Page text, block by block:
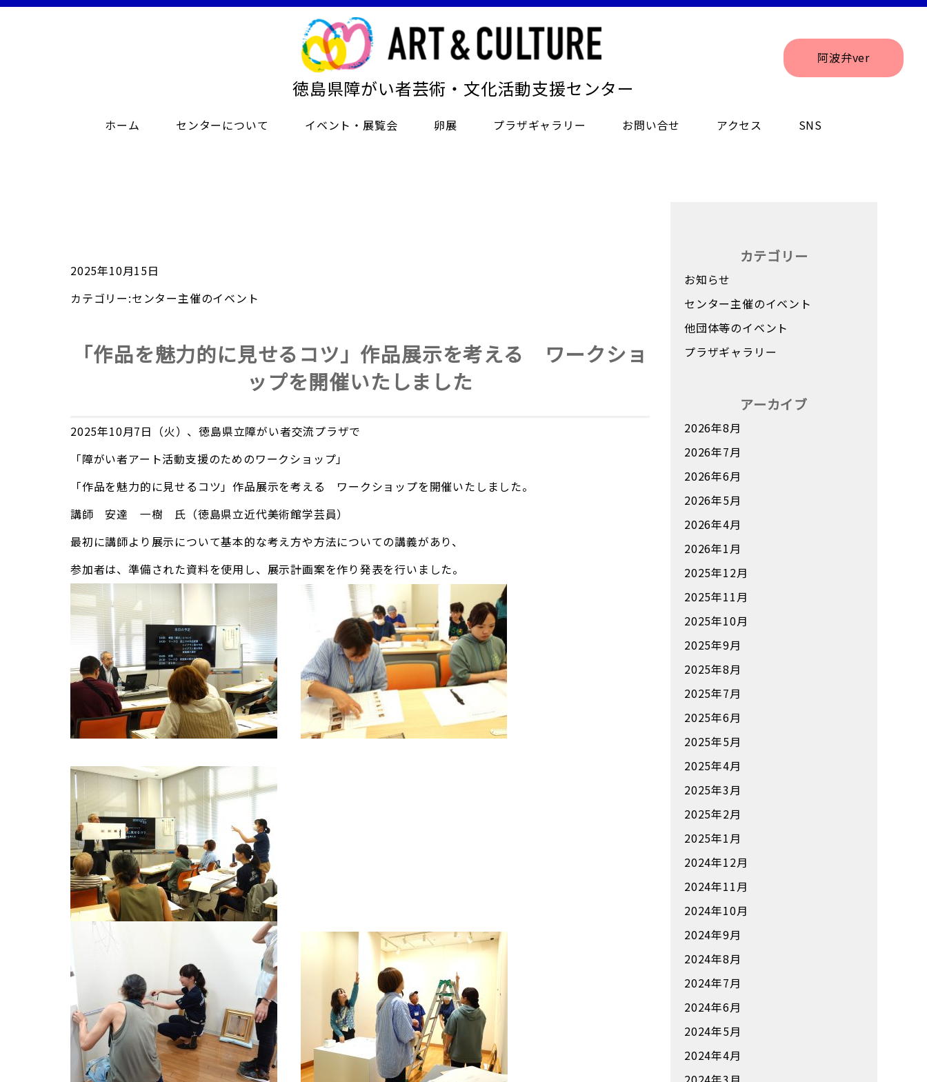
阿波弁ver
徳島県障がい者芸術・文化活動支援センター
ホーム センターについて イベント・展覧会 卵展 プラザギャラリー お問い合せ アクセス SNS
2025年10月15日
カテゴリー:センター主催のイベント
「作品を魅力的に見せるコツ」作品展示を考える ワークショ
ップを開催いたしました
2025年10月7日（火）、徳島県立障がい者交流プラザで
「障がい者アート活動支援のためのワークショップ」
「作品を魅力的に見せるコツ」作品展示を考える ワークショップを開催いたしました。
講師 安達 一樹 氏（徳島県立近代美術館学芸員）
最初に講師より展示について基本的な考え方や方法についての講義があり、
参加者は、準備された資料を使用し、展示計画案を作り発表を行いました。
カテゴリー
お知らせ
センター主催のイベント
他団体等のイベント
プラザギャラリー
アーカイブ
2026年8月
2026年7月
2026年6月
2026年5月
2026年4月
2026年1月
2025年12月
2025年11月
2025年10月
2025年9月
2025年8月
2025年7月
2025年6月
2025年5月
2025年4月
2025年3月
2025年2月
2025年1月
2024年12月
2024年11月
2024年10月
2024年9月
2024年8月
2024年7月
2024年6月
2024年5月
2024年4月